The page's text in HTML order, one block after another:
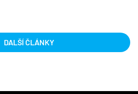
DALŠÍ ČLÁNKY